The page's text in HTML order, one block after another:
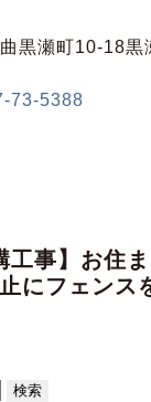
黒瀬町10-18
73-5388
工事】お住
にフェンス